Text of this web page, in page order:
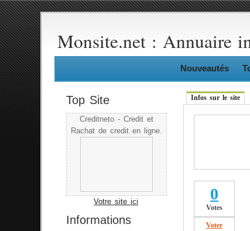
Monsite.net : Annuaire
Nouveautés
Top Site
Creditneto - Credit et
Rachat de credit en ligne.
Votre site ici
Informations
Infos sur le site
0
Votes
Voter